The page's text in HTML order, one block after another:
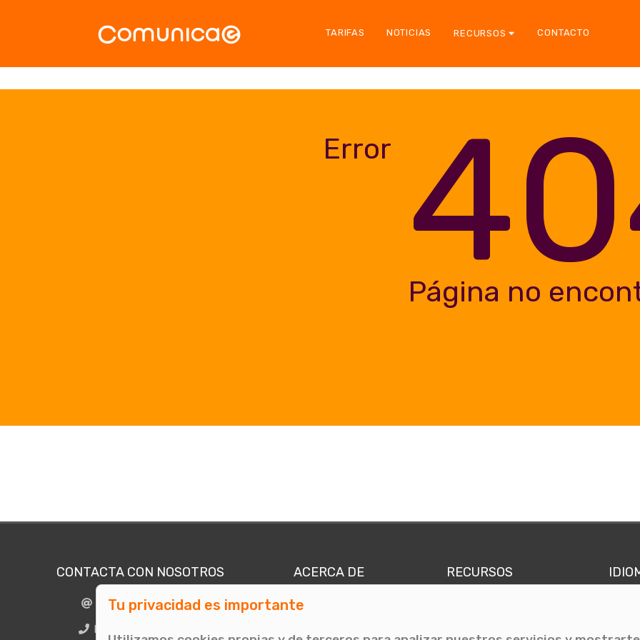
TARIFAS NOTICIAS RECURSOS CONTACTO
Error
Página no
CONTACTA CON NOSOTROS
info@comunicae.com
BCN + 34 931 702 774
ACERCA DE
Quiénes somos
RECURSOS
Tu privacidad es importante